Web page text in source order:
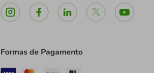
Formas de Pagamento